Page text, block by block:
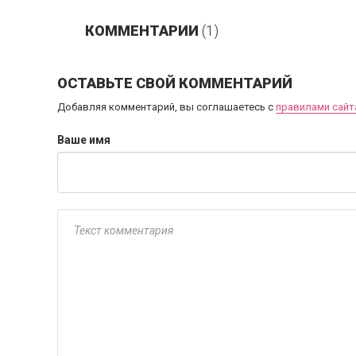
КОММЕНТАРИИ (1)
ОСТАВЬТЕ СВОЙ КОММЕНТАРИЙ
Добавляя комментарий, вы соглашаетесь с правилами
Ваше имя